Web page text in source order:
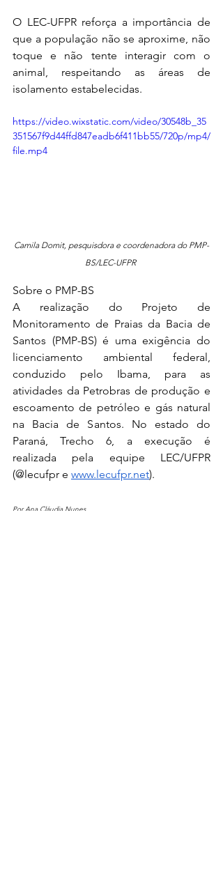
O LEC-UFPR reforça a importância de
que a população não se aproxime, não
toque e não tente interagir com o
animal, respeitando as áreas de
isolamento estabelecidas.
https://video.wixstatic.com/video/30548b_35
351567f9d44ffd847eadb6f411bb55/720p/mp4/
file.mp4
Camila Domit, pesquisdora e coordenadora do PMP-
BS/LEC-UFPR
Sobre o PMP-BS
A realização do Projeto de
Monitoramento de Praias da Bacia de
Santos (PMP-BS) é uma exigência do
licenciamento ambiental federal,
conduzido pelo Ibama, para as
atividades da Petrobras de produção e
escoamento de petróleo e gás natural
na Bacia de Santos. No estado do
Paraná, Trecho 6, a execução é
realizada pela equipe LEC/UFPR
(@lecufpr e www.lecufpr.net).
Por Ana Cláudia Nunes